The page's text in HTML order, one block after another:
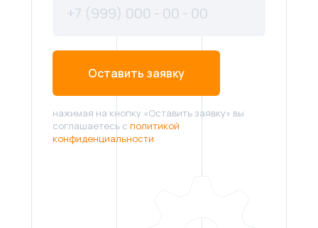
Оставить заявку
нажимая на кнопку «Оставить заявку» вы
соглашаетесь с политикой
конфиденциальности